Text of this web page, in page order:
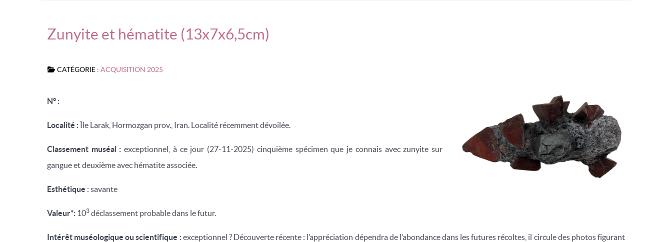
Zunyite et hématite (13x7x6,5cm)
CATÉGORIE : ACQUISITION 2025
N° :
Localité :Île Larak, Hormozgan prov., Iran. Localité récemment dévoilée.
Classement muséal :exceptionnel, à ce jour (27-11-2025) cinquième spécimen que je connais avec zunyite sur
gangue et deuxième avec hématite associée.
Esthétique : savante
Valeur*: 103 déclassement probable dans le futur.
Intérêt muséologique ou scientifique :exceptionnel ? Découverte récente : l’appréciation dépendra de l’abondance dans les futures récoltes, il circule des photos figurant